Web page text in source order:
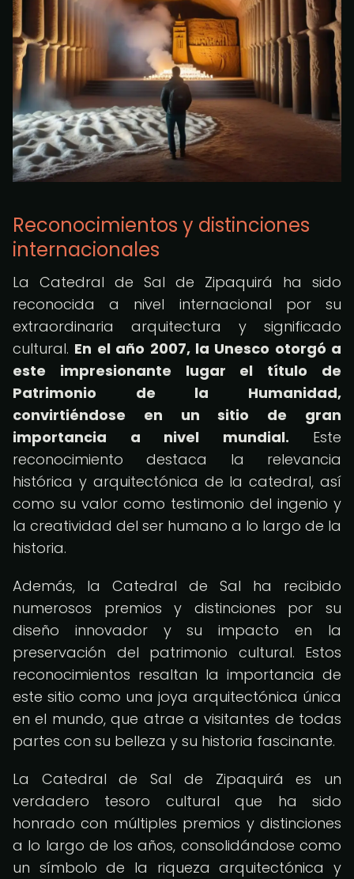
Reconocimientos y distinciones
internacionales
La Catedral de Sal de Zipaquirá ha sido
reconocida a nivel internacional por su
extraordinaria arquitectura y significado
cultural. En el año 2007, la Unesco otorgó a
este impresionante lugar el título de
Patrimonio de la Humanidad,
convirtiéndose en un sitio de gran
importancia a nivel mundial. Este
reconocimiento destaca la relevancia
histórica y arquitectónica de la catedral, así
como su valor como testimonio del ingenio y
la creatividad del ser humano a lo largo de la
historia.
Además, la Catedral de Sal ha recibido
numerosos premios y distinciones por su
diseño innovador y su impacto en la
preservación del patrimonio cultural. Estos
reconocimientos resaltan la importancia de
este sitio como una joya arquitectónica única
en el mundo, que atrae a visitantes de todas
partes con su belleza y su historia fascinante.
La Catedral de Sal de Zipaquirá es un
verdadero tesoro cultural que ha sido
honrado con múltiples premios y distinciones
a lo largo de los años, consolidándose como
un símbolo de la riqueza arquitectónica y